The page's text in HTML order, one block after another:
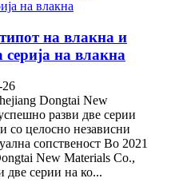
на влакна и
на влакна
Dongtai New
разви две серии
со целосно независни
сопственост Во 2021
New Materials Co.,
две серии на ко...